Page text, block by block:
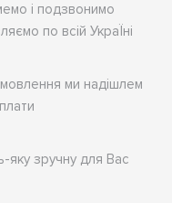
і подзвонимо
по всій УкраЇні
ми надішлем
яку зручну для Вас